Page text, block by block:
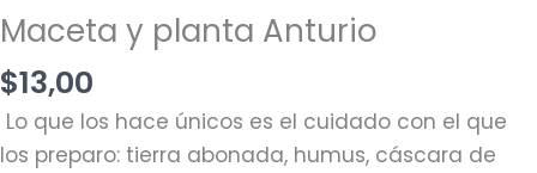
Maceta y planta Anturio
$13,00
Lo que los hace únicos es el cuidado con el que
los preparo: tierra abonada, humus, cáscara de